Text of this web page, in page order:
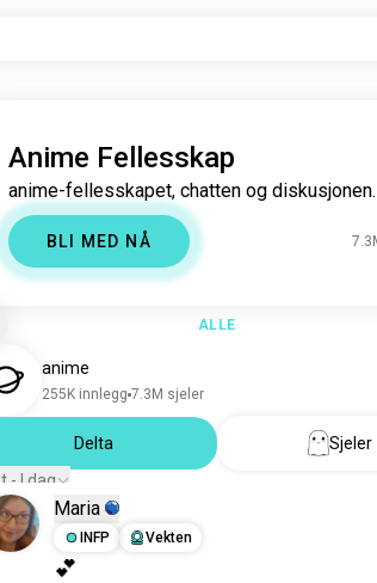
Anime Fellesskap
anime-fellesskapet, chatten og diskusjonen.
BLI MED NÅ
ALLE
anime
255K innlegg 7.3M sjeler
Delta
Sjeler
- I dag
Maria
INFP
Vekten
💕